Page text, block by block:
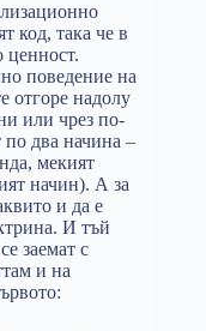
код, така че в
ценност.
поведение на
отгоре надолу
или чрез по-
два начина –
мекият
начин). А за
и да е
И тъй
заемат с
и на